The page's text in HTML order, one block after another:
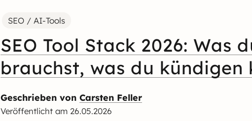
SEO / AI-Tools
SEO Tool Stack 2026: Was
brauchst, was du kündigen
Geschrieben von Carsten Feller
Veröffentlicht am 26.05.2026